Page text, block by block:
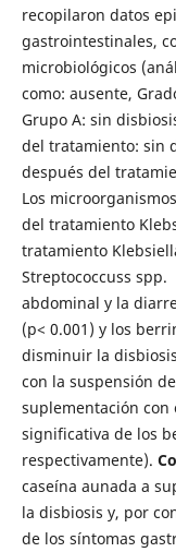
recopilaron datos
gastrointestinales,
microbiológicos
como: ausente,
Grupo A: sin
del tratamiento: sin
después del
Los
del tratamiento
tratamiento
Streptococcuss
abdominal y la
(p< 0.001) y los
disminuir la
con la suspensión
suplementación con
significativa de los
respectivamente).
caseína aunada a
la disbiosis y, por
de los síntomas